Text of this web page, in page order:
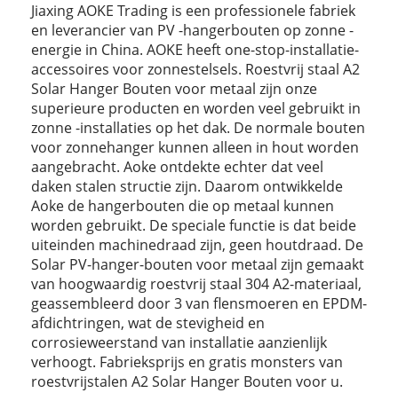
Jiaxing AOKE Trading is een professionele fabriek
en leverancier van PV -hangerbouten op zonne -
energie in China. AOKE heeft one-stop-installatie-
accessoires voor zonnestelsels. Roestvrij staal A2
Solar Hanger Bouten voor metaal zijn onze
superieure producten en worden veel gebruikt in
zonne -installaties op het dak. De normale bouten
voor zonnehanger kunnen alleen in hout worden
aangebracht. Aoke ontdekte echter dat veel
daken stalen structie zijn. Daarom ontwikkelde
Aoke de hangerbouten die op metaal kunnen
worden gebruikt. De speciale functie is dat beide
uiteinden machinedraad zijn, geen houtdraad. De
Solar PV-hanger-bouten voor metaal zijn gemaakt
van hoogwaardig roestvrij staal 304 A2-materiaal,
geassembleerd door 3 van flensmoeren en EPDM-
afdichtringen, wat de stevigheid en
corrosieweerstand van installatie aanzienlijk
verhoogt. Fabrieksprijs en gratis monsters van
roestvrijstalen A2 Solar Hanger Bouten voor u.